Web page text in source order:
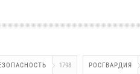
1798 РОСГВАРДИЯ